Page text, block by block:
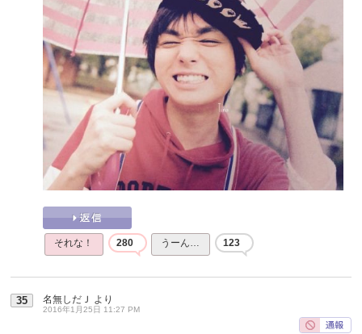
それな！ 280 うーん… 123
35 名無しだＪ より
2016年1月25日 11:27 PM